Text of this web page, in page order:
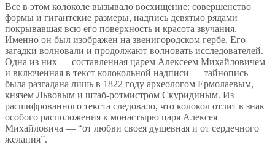
Все в этом колоколе вызывало восхищение: совершенство
формы и гигантские размеры, надпись девятью рядами
покрывавшая всю его поверхность и красота звучания.
Именно он был изображен на звенигородском гербе. Его
загадки волновали и продолжают волновать исследователей.
Одна из них — составленная царем Алексеем Михайловичем
и включенная в текст колокольной надписи — тайнопись
была разгадана лишь в 1822 году археологом Ермолаевым,
князем Львовым и штаб-ротмистром Скуридиным. Из
расшифрованного текста следовало, что колокол отлит в знак
особого расположения к монастырю царя Алексея
Михайловича — “от любви своея душевная и от сердечного
желания”.